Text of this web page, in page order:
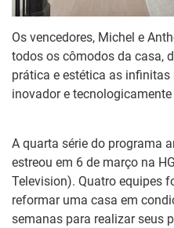
Os vencedores, Michel e
todos os cômodos da casa,
prática e estética as
inovador e
A quarta série do programa
estreou em 6 de março na
Television). Quatro equipes
reformar uma casa em
semanas para realizar seus